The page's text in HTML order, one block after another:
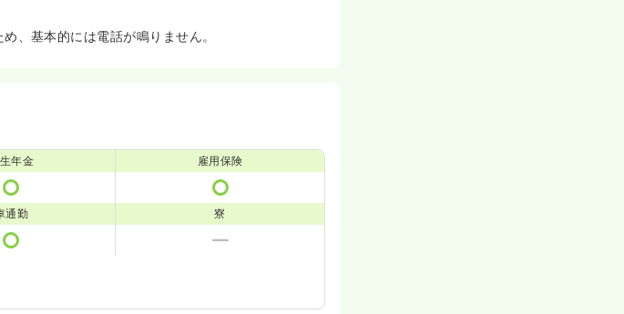
、基本的には電話が鳴りません。
年金 雇用保険
通勤 寮